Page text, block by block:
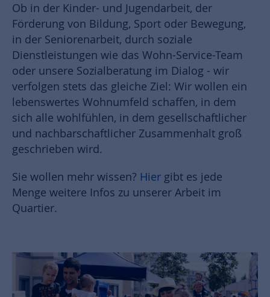
Ob in der Kinder- und Jugendarbeit, der
Förderung von Bildung, Sport oder Bewegung,
in der Seniorenarbeit, durch soziale
Dienstleistungen wie das Wohn-Service-Team
oder unsere Sozialberatung im Dialog - wir
verfolgen stets das gleiche Ziel: Wir wollen ein
lebenswertes Wohnumfeld schaffen, in dem
sich alle wohlfühlen, in dem gesellschaftlicher
und nachbarschaftlicher Zusammenhalt groß
geschrieben wird.
Sie wollen mehr wissen? Hier gibt es jede
Menge weitere Infos zu unserer Arbeit im
Quartier.